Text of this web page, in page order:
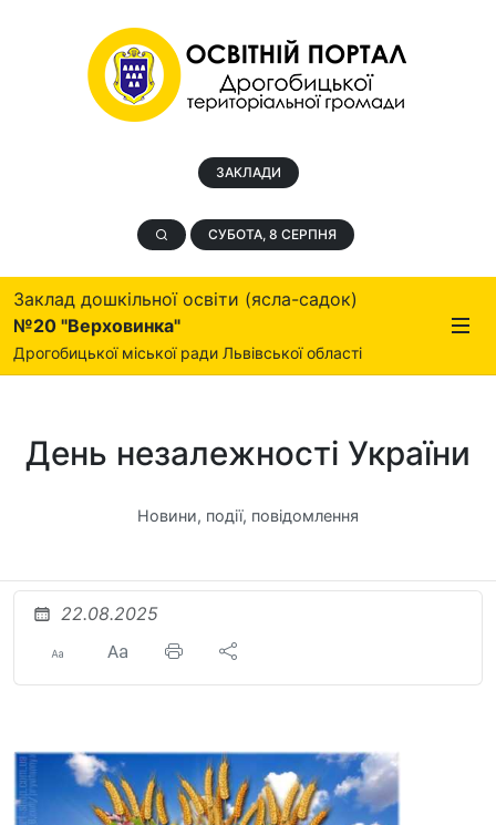
ЗАКЛАДИ
СУБОТА, 8 СЕРПНЯ
Заклад дошкільної освіти (ясла-садок)
№20 "Верховинка"
Дрогобицької міської ради Львівської області
День незалежності України
Новини, події, повідомлення
22.08.2025